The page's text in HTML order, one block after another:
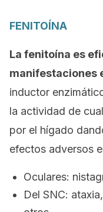
FENITOÍNA
La fenitoína es
manifestaciones
inductor
la actividad de
por el hígado
efectos adversos
Oculares:
Del SNC: